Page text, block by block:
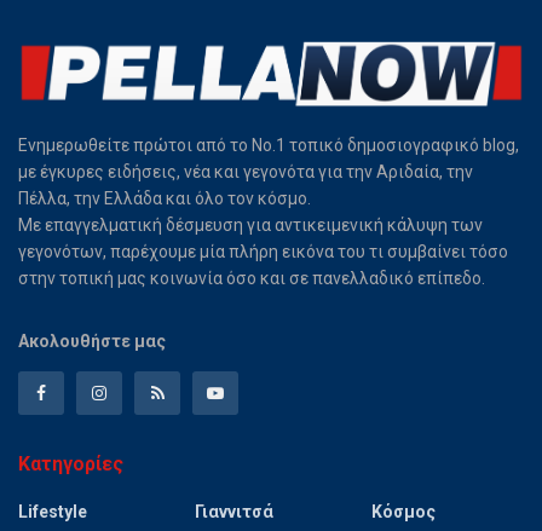
Ενημερωθείτε πρώτοι από το Νο.1 τοπικό δημοσιογραφικό blog,
με έγκυρες ειδήσεις, νέα και γεγονότα για την Αριδαία, την
Πέλλα, την Ελλάδα και όλο τον κόσμο.
Με επαγγελματική δέσμευση για αντικειμενική κάλυψη των
γεγονότων, παρέχουμε μία πλήρη εικόνα του τι συμβαίνει τόσο
στην τοπική μας κοινωνία όσο και σε πανελλαδικό επίπεδο.
Ακολουθήστε μας
Κατηγορίες
Lifestyle
Γιαννιτσά
Κόσμος